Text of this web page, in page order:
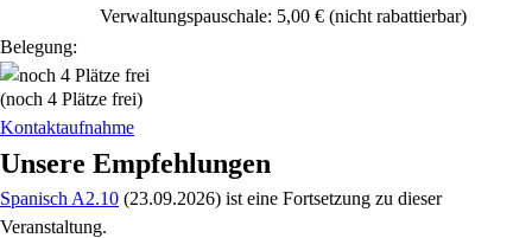
Verwaltungspauschale: 5,00 € (nicht rabattierbar)
Belegung:
(noch 4 Plätze frei)
Kontaktaufnahme
Unsere Empfehlungen
Spanisch A2.10 (23.09.2026) ist eine Fortsetzung zu dieser
Veranstaltung.